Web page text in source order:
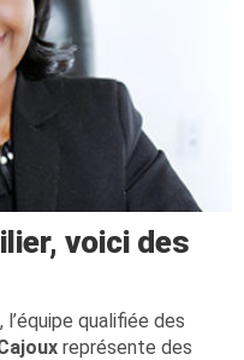
voici des
qualifiée des
représente des